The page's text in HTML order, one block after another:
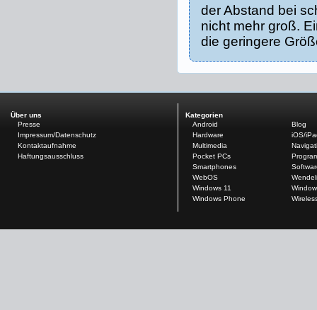
der Abstand bei
nicht mehr groß.
die geringere
Über uns
Presse
Impressum/Datenschutz
Kontaktaufnahme
Haftungsausschluss
Kategorien
Android
Blog
Hardware
iOS/
Multimedia
Pocket PCs
Smartphones
WebOS
Windows 11
Windows Phone